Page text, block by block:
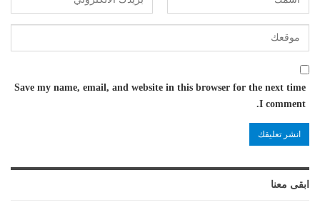
Save my name, email, and website in this browser for the next time
I comment.
ابقى معنا